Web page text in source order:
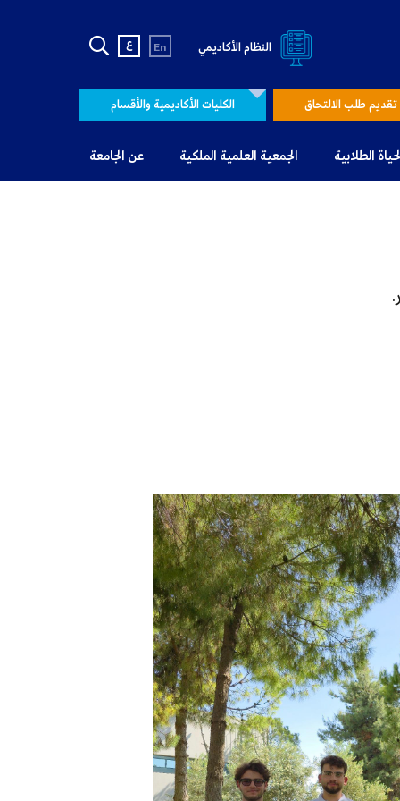
النظام الأكاديمي En ع
تقديم طلب الالتحاق الكليات الأكاديمية والأقسام
الطلابية الجمعية العلمية الملكية عن الجامعة